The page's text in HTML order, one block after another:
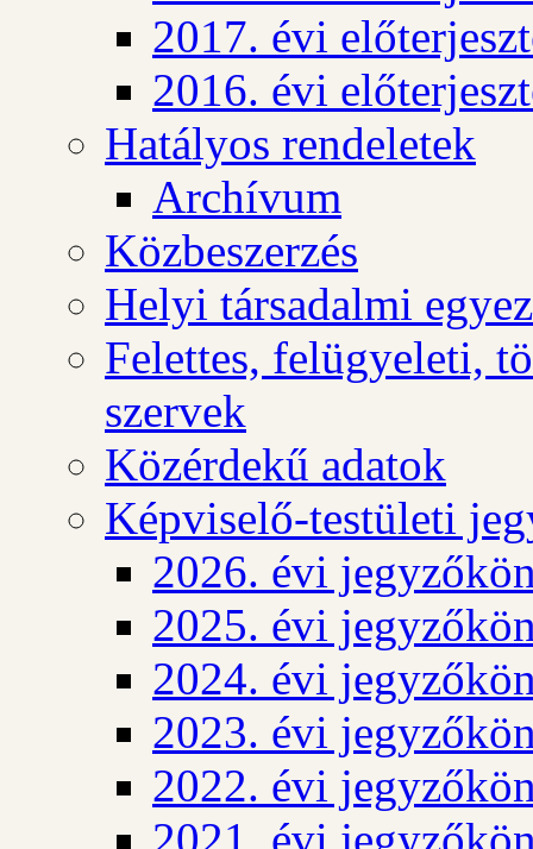
2017. évi
2016. évi
Hatályos rendeletek
Archívum
Közbeszerzés
Helyi társadalmi
Felettes, felügyeleti,
szervek
Közérdekű adatok
Képviselő-testületi
2026. évi
2025. évi
2024. évi
2023. évi
2022. évi